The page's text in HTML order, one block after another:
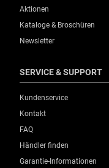
Aktionen
Kataloge & Broschüren
Newsletter
SERVICE & SUPPORT
Kundenservice
Kontakt
FAQ
Händler finden
Garantie-Informationen